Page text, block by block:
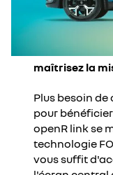
maîtrisez la
Plus besoin
pour
openR link se
technologie
vous suffit